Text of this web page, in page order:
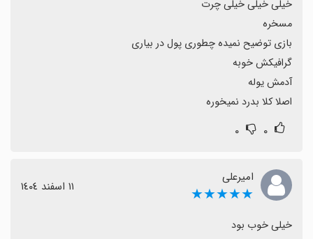
اصلا کلا بدرد نمیخوره
۰ ۰
امیرعلی
★★★★★ ١١ اسفند ١٤٠٤
خیلی خوب بود